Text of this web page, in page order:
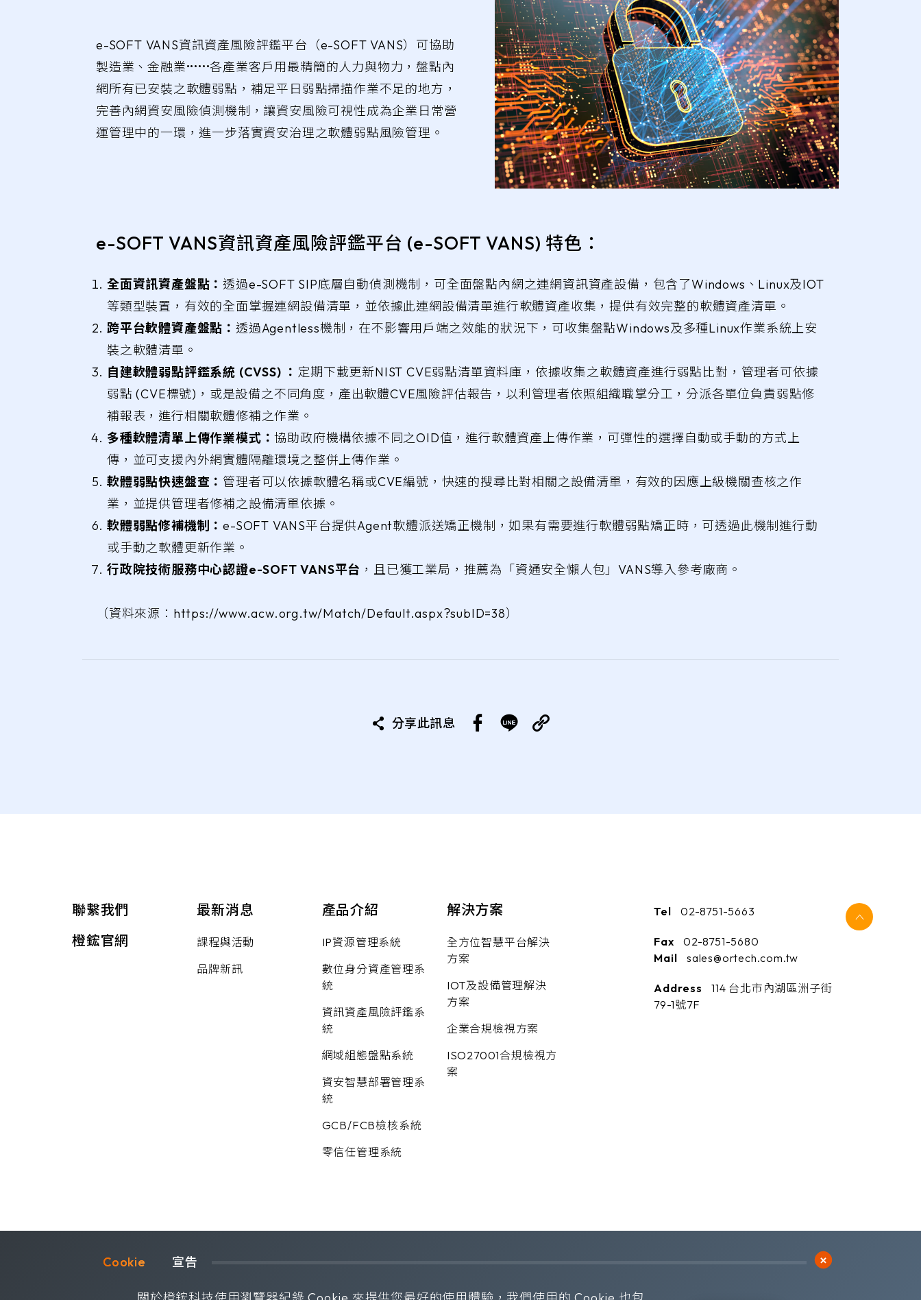
e-SOFT VANS資訊資產風險評鑑平台（e-SOFT VANS）可協助
製造業、金融業••••••各產業客戶用最精簡的人力與物力，盤點內
網所有已安裝之軟體弱點，補足平日弱點掃描作業不足的地方，
完善內網資安風險偵測機制，讓資安風險可視性成為企業日常營
運管理中的一環，進一步落實資安治理之軟體弱點風險管理。
e-SOFT VANS資訊資產風險評鑑平台 (e-SOFT VANS) 特色：
全面資訊資產盤點： 透過e-SOFT SIP底層自動偵測機制，可全面盤點內網之連網資訊資產設備，包含了Windows、Linux及IOT
等類型裝置，有效的全面掌握連網設備清單，並依據此連網設備清單進行軟體資產收集，提供有效完整的軟體資產清單。
跨平台軟體資產盤點： 透過Agentless機制，在不影響用戶端之效能的狀況下，可收集盤點Windows及多種Linux作業系統上安
裝之軟體清單。
自建軟體弱點評鑑系統 (CVSS) ： 定期下載更新NIST CVE弱點清單資料庫，依據收集之軟體資產進行弱點比對，管理者可依據
弱點 (CVE標號)，或是設備之不同角度，產出軟體CVE風險評估報告，以利管理者依照組織職掌分工，分派各單位負責弱點修
補報表，進行相關軟體修補之作業。
多種軟體清單上傳作業模式：協助政府機構依據不同之OID值，進行軟體資產上傳作業，可彈性的選擇自動或手動的方式上
傳，並可支援內外網實體隔離環境之整併上傳作業。
軟體弱點快速盤查： 管理者可以依據軟體名稱或CVE編號，快速的搜尋比對相關之設備清單，有效的因應上級機關查核之作
業，並提供管理者修補之設備清單依據。
軟體弱點修補機制：e-SOFT VANS平台提供Agent軟體派送矯正機制，如果有需要進行軟體弱點矯正時，可透過此機制進行動
或手動之軟體更新作業。
行政院技術服務中心認證e-SOFT VANS平台 ，且已獲工業局，推薦為「資通安全懶人包」VANS導入參考廠商。
（資料來源：https://www.acw.org.tw/Match/Default.aspx?subID=38）
分享此訊息
聯繫我們
橙鋐官網
最新消息
課程與活動
品牌新訊
產品介紹
IP資源管理系統
數位身分資產管理系
統
資訊資產風險評鑑系
統
網域組態盤點系統
資安智慧部署管理系
統
GCB/FCB檢核系統
零信任管理系統
解決方案
全方位智慧平台解決
方案
IOT及設備管理解決
方案
企業合規檢視方案
ISO27001合規檢視方
案
Tel 02-8751-5663
Fax
02-8751-5680
Mail
sales@ortech.com.tw
Address
114 台北市內湖區洲子街
79-1號7F
宣告